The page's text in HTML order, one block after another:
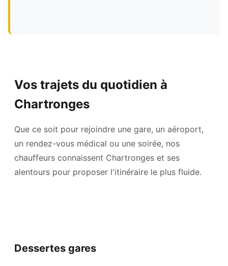
Vos trajets du quotidien à
Chartronges
Que ce soit pour rejoindre une gare, un aéroport,
un rendez-vous médical ou une soirée, nos
chauffeurs connaissent Chartronges et ses
alentours pour proposer l'itinéraire le plus fluide.
Dessertes gares